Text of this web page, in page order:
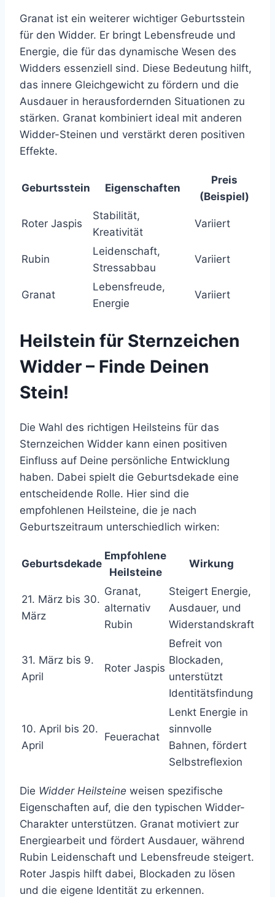
Granat ist ein weiterer wichtiger Geburtsstein
für den Widder. Er bringt Lebensfreude und
Energie, die für das dynamische Wesen des
Widders essenziell sind. Diese Bedeutung hilft,
das innere Gleichgewicht zu fördern und die
Ausdauer in herausfordernden Situationen zu
stärken. Granat kombiniert ideal mit anderen
Widder-Steinen und verstärkt deren positiven
Effekte.
Geburtsstein Eigenschaften
Preis
(Beispiel)
Roter Jaspis
Stabilität,
Kreativität
Variiert
Rubin
Leidenschaft,
Stressabbau
Variiert
Granat
Lebensfreude,
Energie
Variiert
Heilstein für Sternzeichen
Widder – Finde Deinen
Stein!
Die Wahl des richtigen Heilsteins für das
Sternzeichen Widder kann einen positiven
Einfluss auf Deine persönliche Entwicklung
haben. Dabei spielt die Geburtsdekade eine
entscheidende Rolle. Hier sind die
empfohlenen Heilsteine, die je nach
Geburtszeitraum unterschiedlich wirken:
Geburtsdekade
Empfohlene
Heilsteine
Wirkung
21. März bis 30.
März
Granat,
alternativ
Rubin
Steigert Energie,
Ausdauer, und
Widerstandskraft
31. März bis 9.
April
Roter Jaspis
Befreit von
Blockaden,
unterstützt
Identitätsfindung
10. April bis 20.
April
Feuerachat
Lenkt Energie in
sinnvolle
Bahnen, fördert
Selbstreflexion
Die Widder Heilsteine weisen spezifische
Eigenschaften auf, die den typischen Widder-
Charakter unterstützen. Granat motiviert zur
Energiearbeit und fördert Ausdauer, während
Rubin Leidenschaft und Lebensfreude steigert.
Roter Jaspis hilft dabei, Blockaden zu lösen
und die eigene Identität zu erkennen.